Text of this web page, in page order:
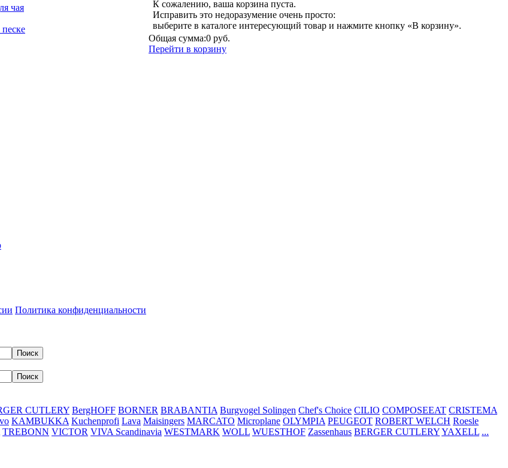
чая
Политика конфиденциальности
К сожалению, ваша корзина пуста.
Исправить это недоразумение очень просто:
выберите в каталоге интересующий товар и нажмите кнопку «В корзину».
Общая сумма:0 руб.
Перейти в корзину
CUTLERY BergHOFF BORNER BRABANTIA Burgvogel Solingen Chef's Choice CILIO COMPOSEEAT CRISTEMA
KAMBUKKA Kuchenprofi Lava Maisingers MARCATO Microplane OLYMPIA PEUGEOT ROBERT WELCH Roesle
TREBONN VICTOR VIVA Scandinavia WESTMARK WOLL WUESTHOF Zassenhaus BERGER CUTLERYYAXELL ...